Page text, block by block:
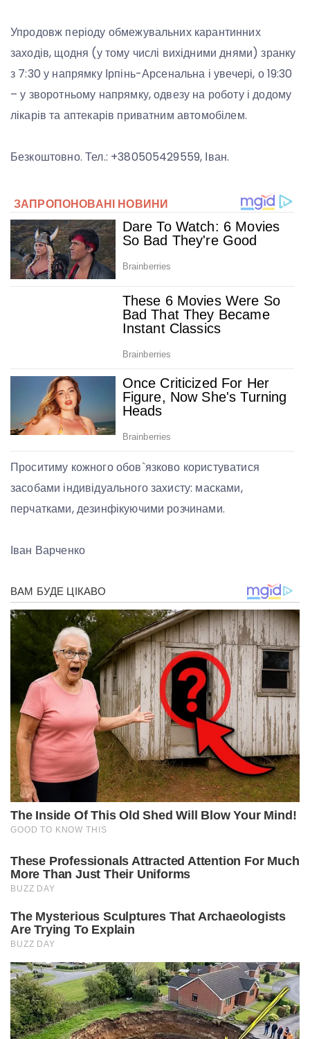
Упродовж періоду обмежувальних карантинних
заходів, щодня (у тому числі вихідними днями) зранку
з 7:30 у напрямку Ірпінь-Арсенальна і увечері, о 19:30
– у зворотньому напрямку, одвезу на роботу і додому
лікарів та аптекарів приватним автомобілем.
Безкоштовно. Тел.: +380505429559, Іван.
Проситиму кожного обов`язково користуватися
засобами індивідуального захисту: масками,
перчатками, дезинфікуючими розчинами.
Іван Варченко